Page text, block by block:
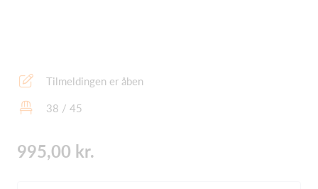
Tilmeldingen er åben
38 / 45
995,00 kr.